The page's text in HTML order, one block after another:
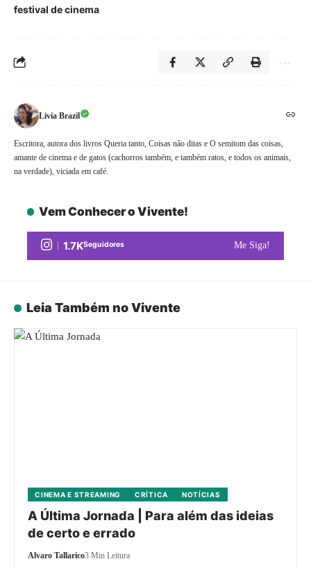
festival de cinema
Livia Brazil
Escritora, autora dos livros Queria tanto, Coisas não ditas e O semitom das coisas,
amante de cinema e de gatos (cachorros também, e também ratos, e todos os animais,
na verdade), viciada em café.
Vem Conhecer o Vivente!
1.7KSeguidores Me Siga!
Leia Também no Vivente
CINEMA E STREAMING CRÍTICA NOTÍCIAS
A Última Jornada | Para além das ideias
de certo e errado
Alvaro Tallarico3 Min Leitura